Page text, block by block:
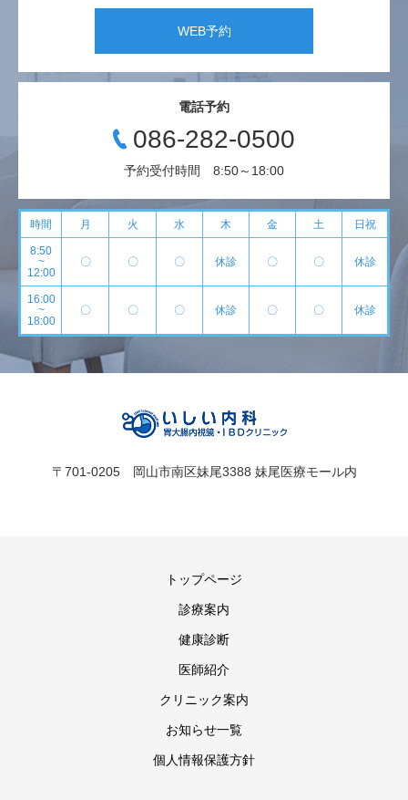
WEB予約
電話予約
086-282-0500
予約受付時間 8:50～18:00
時間 月 火 水 木 金 土 日祝
8:50
~
12:00
〇 〇 〇 休診 〇 〇 休診
16:00
~
18:00
〇 〇 〇 休診 〇 〇 休診
〒701-0205 岡山市南区妹尾3388 妹尾医療モール内
トップページ
診療案内
健康診断
医師紹介
クリニック案内
お知らせ一覧
個人情報保護方針